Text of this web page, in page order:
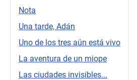
Nota
Una tarde, Adán
Uno de los tres aún está vivo
La aventura de un miope
Las ciudades invisibles...